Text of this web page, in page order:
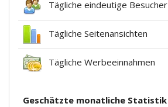
Tägliche eindeutige Besucher
Tägliche Seitenansichten
Tägliche Werbeeinnahmen
Geschätzte monatliche Statistik